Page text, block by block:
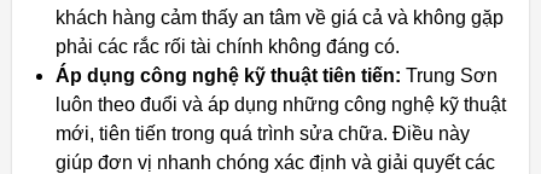
khách hàng cảm thấy an tâm về giá cả và không gặp
phải các rắc rối tài chính không đáng có.
Áp dụng công nghệ kỹ thuật tiên tiến: Trung Sơn
luôn theo đuổi và áp dụng những công nghệ kỹ thuật
mới, tiên tiến trong quá trình sửa chữa. Điều này
giúp đơn vị nhanh chóng xác định và giải quyết các